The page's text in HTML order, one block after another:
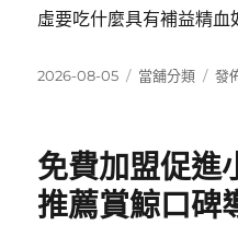
虛要吃什麼具有補益精血
發
2026-08-05
分
當舖分類
在
善
陽
痿
發
免費加盟促進
推薦賞鯨口碑